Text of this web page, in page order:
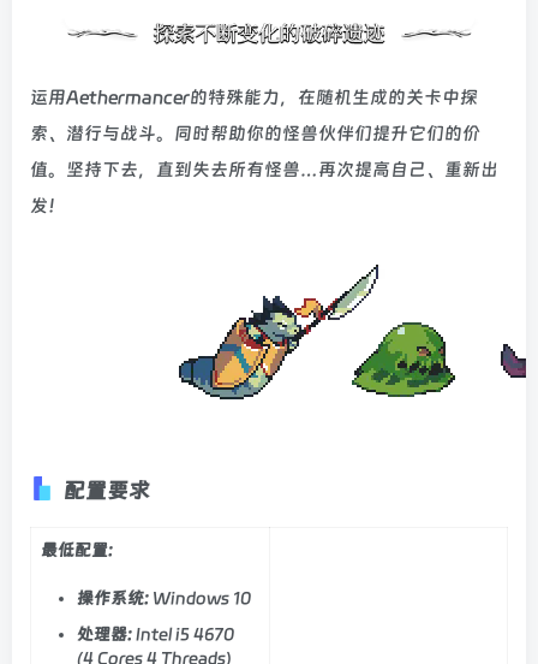
运用Aethermancer的特殊能力，在随机生成的关卡中探
索、潜行与战斗。同时帮助你的怪兽伙伴们提升它们的价
值。坚持下去，直到失去所有怪兽…再次提高自己、重新出
发！
配置要求
最低配置:
操作系统: Windows 10
处理器:Intel i5 4670
(4 Cores 4 Threads)